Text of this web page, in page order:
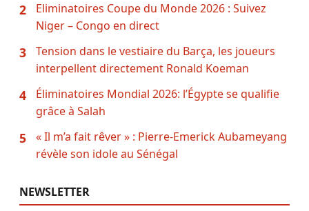
2
Eliminatoires Coupe du Monde 2026 : Suivez
Niger – Congo en direct
3
Tension dans le vestiaire du Barça, les joueurs
interpellent directement Ronald Koeman
4
Éliminatoires Mondial 2026: l’Égypte se qualifie
grâce à Salah
5
« Il m’a fait rêver » : Pierre-Emerick Aubameyang
révèle son idole au Sénégal
NEWSLETTER